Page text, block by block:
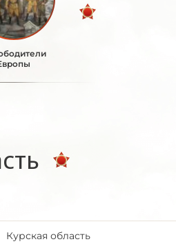
Курская область